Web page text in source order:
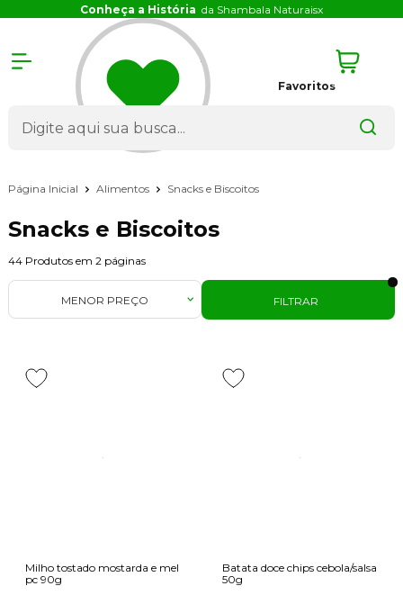
Conheça a História da Shambala Naturaisx
Favoritos
Página Inicial Alimentos Snacks e Biscoitos
Snacks e Biscoitos
44 Produtos em 2 páginas
FILTRAR
MENOR PREÇO
Milho tostado mostarda e mel
pc 90g
Batata doce chips cebola/salsa
50g